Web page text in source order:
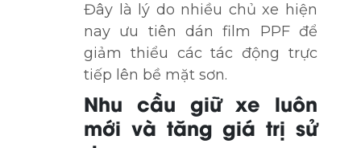
Đây là lý do nhiều chủ xe hiện
nay ưu tiên dán film PPF để
giảm thiểu các tác động trực
tiếp lên bề mặt sơn.
Nhu cầu giữ xe luôn
mới và tăng giá trị sử